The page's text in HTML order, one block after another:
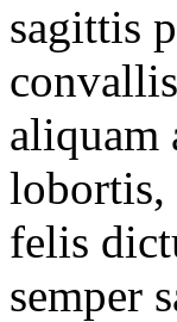
sagittis
aliquam
lobortis,
felis
semper